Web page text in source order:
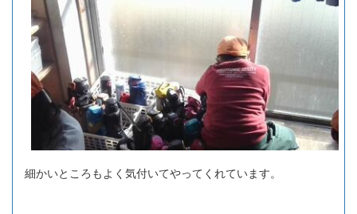
細かいところもよく気付いてやってくれています。